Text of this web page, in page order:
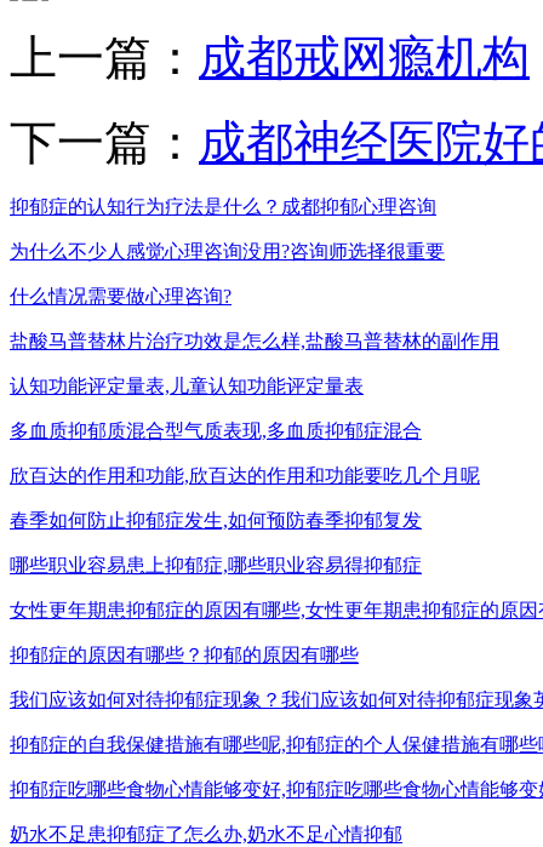
上一篇： 成都戒网瘾机构
下一篇： 成都神经医院
抑郁症的认知行为疗法是什么？成都抑郁心理咨询
为什么不少人感觉心理咨询没用?咨询师选择很重要
什么情况需要做心理咨询?
盐酸马普替林片治疗功效是怎么样,盐酸马普替林的副作用
认知功能评定量表,儿童认知功能评定量表
多血质抑郁质混合型气质表现,多血质抑郁症混合
欣百达的作用和功能,欣百达的作用和功能要吃几个月呢
春季如何防止抑郁症发生,如何预防春季抑郁复发
哪些职业容易患上抑郁症,哪些职业容易得抑郁症
女性更年期患抑郁症的原因有哪些,女性更年期患抑郁症的原
抑郁症的原因有哪些？抑郁的原因有哪些
我们应该如何对待抑郁症现象？我们应该如何对待抑郁症现象
抑郁症的自我保健措施有哪些呢,抑郁症的个人保健措施有哪些
抑郁症吃哪些食物心情能够变好,抑郁症吃哪些食物心情能够变
奶水不足患抑郁症了怎么办,奶水不足心情抑郁